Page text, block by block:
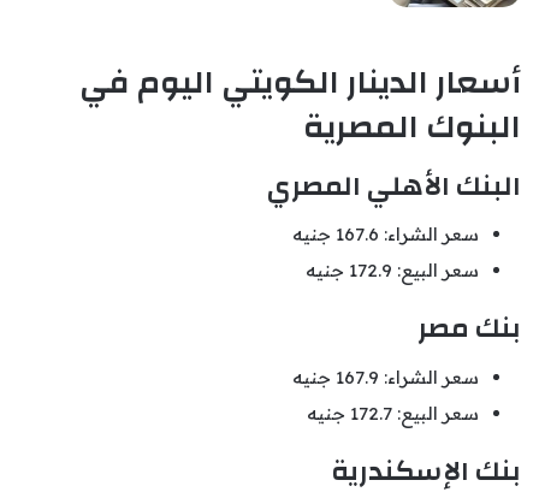
أسعار الدينار الكويتي اليوم في
البنوك المصرية
البنك الأهلي المصري
سعر الشراء: 167.6 جنيه
سعر البيع: 172.9 جنيه
بنك مصر
سعر الشراء: 167.9 جنيه
سعر البيع: 172.7 جنيه
بنك الإسكندرية